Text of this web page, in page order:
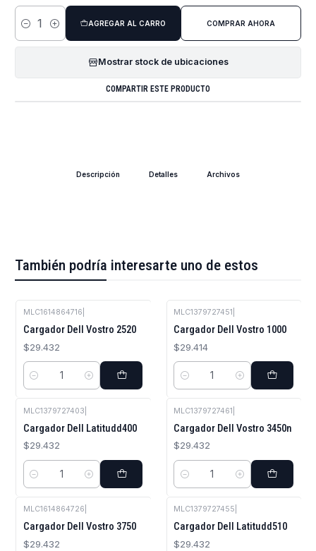
Cantidad
AGREGAR AL CARRO COMPRAR AHORA
Mostrar stock de ubicaciones
COMPARTIR ESTE PRODUCTO
Descripción Detalles Archivos
También podría interesarte uno de estos
MLC1614864716
Cargador Dell Vostro 2520
$29.432
Cantidad
MLC1379727451
Cargador Dell Vostro 1000
$29.414
Cantidad
MLC1379727403
Cargador Dell Latitudd400
$29.432
Cantidad
MLC1379727461
Cargador Dell Vostro 3450n
$29.432
Cantidad
MLC1614864726
Cargador Dell Vostro 3750
$29.432
MLC1379727455
Cargador Dell Latitudd510
$29.432